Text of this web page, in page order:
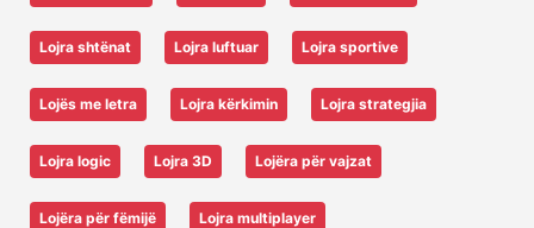
Lojra shtënat Lojra luftuar Lojra sportive
Lojës me letra Lojra kërkimin Lojra strategjia
Lojra logic Lojra 3D Lojëra për vajzat
Lojëra për fëmijë Lojra multiplayer